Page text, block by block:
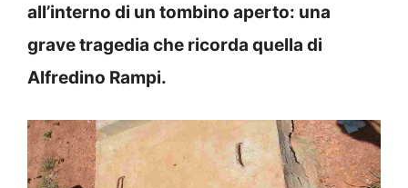
all’interno di un tombino aperto: una
grave tragedia che ricorda quella di
Alfredino Rampi.